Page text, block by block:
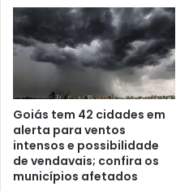
Goiás tem 42 cidades em
alerta para ventos
intensos e possibilidade
de vendavais; confira os
municípios afetados